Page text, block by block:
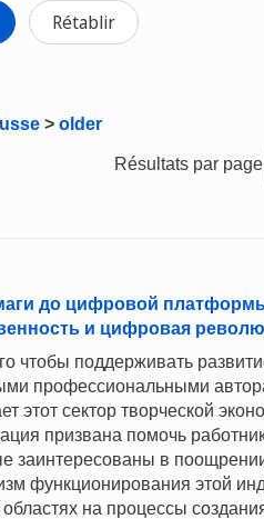
Rétablir
> older
Résultats par page
до цифровой
и цифровая
чтобы поддерживать
профессиональными
этот сектор творческой
призвана помочь
заинтересованы в
функционирования этой
областях на процессы